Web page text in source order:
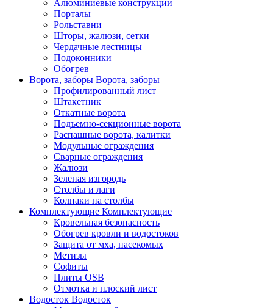
Алюминиевые конструкции
Порталы
Рольставни
Шторы, жалюзи, сетки
Чердачные лестницы
Подоконники
Обогрев
Ворота, заборы Ворота, заборы
Профилированный лист
Штакетник
Откатные ворота
Подъемно-секционные ворота
Распашные ворота, калитки
Модульные ограждения
Сварные ограждения
Жалюзи
Зеленая изгородь
Столбы и лаги
Колпаки на столбы
Комплектующие Комплектующие
Кровельная безопасность
Обогрев кровли и водостоков
Защита от мха, насекомых
Метизы
Софиты
Плиты OSB
Отмотка и плоский лист
Водосток Водосток